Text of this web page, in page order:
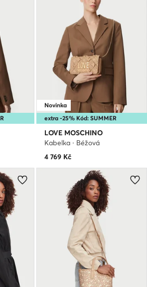
extra -25% Kód: SUMMER
Novinka
LOVE MOSCHINO
Kabelka · Béžová
4 769 Kč